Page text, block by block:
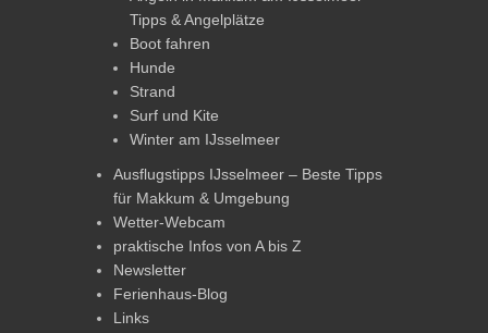
Tipps & Angelplätze
Boot fahren
Hunde
Strand
Surf und Kite
Winter am IJsselmeer
Ausflugstipps IJsselmeer – Beste Tipps
für Makkum & Umgebung
Wetter-Webcam
praktische Infos von A bis Z
Newsletter
Ferienhaus-Blog
Links